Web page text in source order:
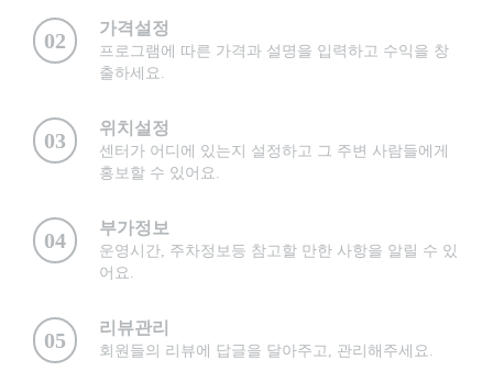
02
가격설정
프로그램에 따른 가격과 설명을 입력하고 수익을 창
출하세요.
03
위치설정
센터가 어디에 있는지 설정하고 그 주변 사람들에게
홍보할 수 있어요.
04
부가정보
운영시간, 주차정보등 참고할 만한 사항을 알릴 수 있
어요.
05
리뷰관리
회원들의 리뷰에 답글을 달아주고, 관리해주세요.